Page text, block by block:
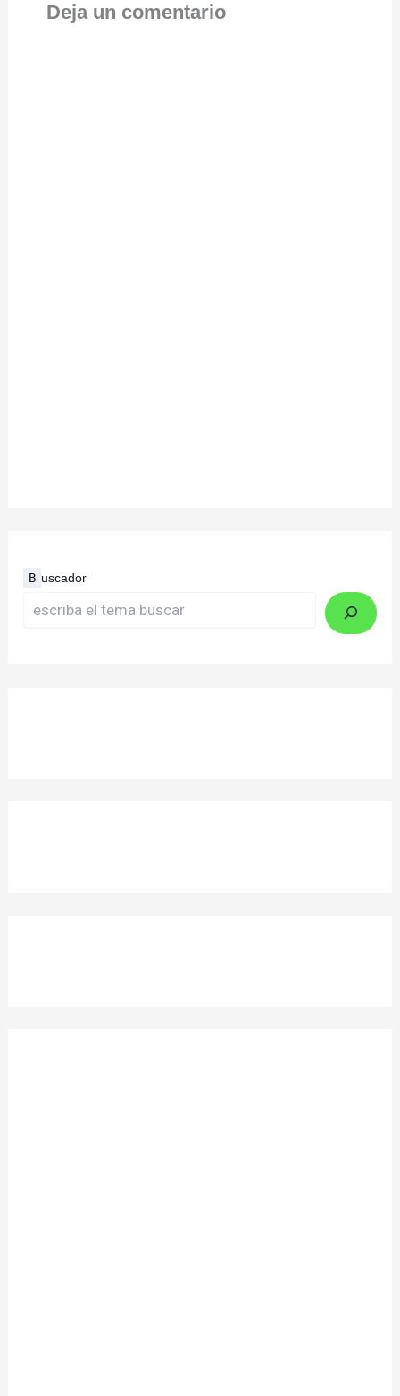
Deja un comentario
B uscador